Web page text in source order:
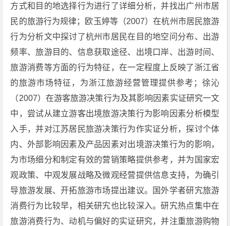
方式和目的地选择行为进行了详细分析，并找出广州市居
民的旅游行为规律；欧玉婷等（2007）在杭州市居民旅游
行为分析文中探讨了杭州市居民在目的地空问分布、出游
频率、旅游目的、信息获取途径、出境口岸、出游时间、
旅游消费等方面的行为特征，在一定程度上反映了浙江省
的旅游市场特征，为浙江旅游经营管理提供参考；徐沁
（2007）在游客旅游决策行为及其影响因素实证研究一文
中，尝试从建立游客出境旅游决策行为影响因素分析模型
入手，并对江苏居民旅游决策行为作实证分析，探讨个体
内、外部影响因素及产品因素对出境游决策行为的影响，
为市场细分和制定有效的营销策略提供参考，并为国家宏
观政策、中观发展战略及微观经营提供信息支持，为确引
导旅游发展、开拓旅游市场提出建议。国外学者研宄旅游
消费行为比较早，相关研宄也比较深入。研宄热点集中在
旅游消费行为、动机与偏好的实证研究，并注重旅游购物